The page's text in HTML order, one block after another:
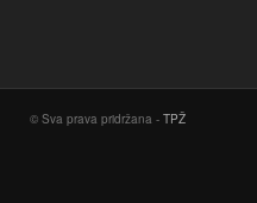
© Sva prava pridržana - TPŽ